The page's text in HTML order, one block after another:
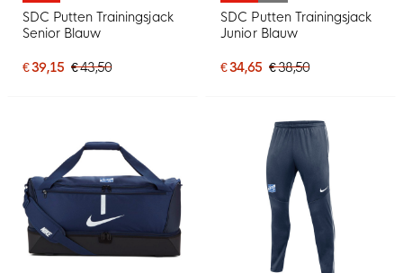
SDC Putten Trainingsjack
Senior Blauw
€ 39,15 € 43,50
SDC Putten Trainingsjack
Junior Blauw
€ 34,65 € 38,50